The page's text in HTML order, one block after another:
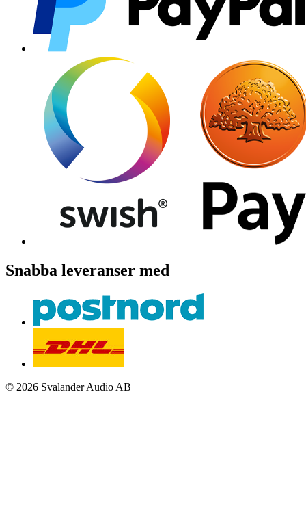
Snabba leveranser med
© 2026 Svalander Audio AB